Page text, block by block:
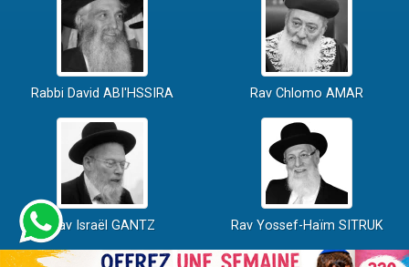
Rabbi David ABI'HSSIRA Rav Chlomo AMAR
Rav Israël GANTZ Rav Yossef-Haïm SITRUK